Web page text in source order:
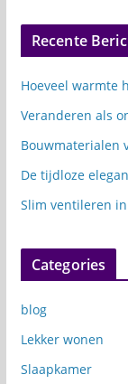
Recente
Hoeveel warmte
Veranderen als
Bouwmaterialen
De tijdloze
Slim ventileren
Categories
blog
Lekker wonen
Slaapkamer